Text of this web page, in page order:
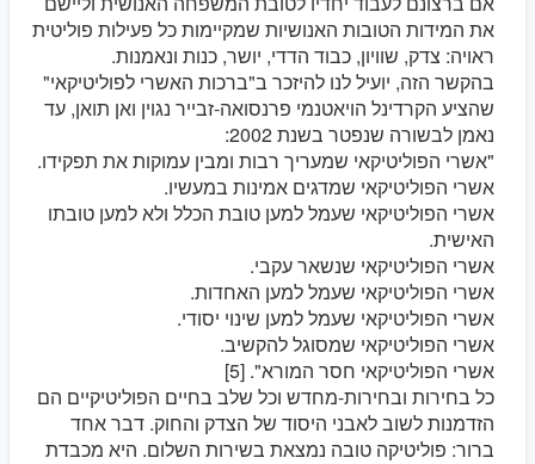
את המידות הטובות האנושיות שמקיימות כל פעילות פוליטית
ראויה: צדק, שוויון, כבוד הדדי, יושר, כנות ונאמנות.
בהקשר הזה, יועיל לנו להיזכר ב"ברכות האשרי לפוליטיקאי"
שהציע הקרדינל הויאטנמי פרנסואה-זבייר נגוין ואן תואן, עד
נאמן לבשורה שנפטר בשנת 2002:
"אשרי הפוליטיקאי שמעריך רבות ומבין עמוקות את תפקידו.
אשרי הפוליטיקאי שמדגים אמינות במעשיו.
אשרי הפוליטיקאי שעמל למען טובת הכלל ולא למען טובתו
האישית.
אשרי הפוליטיקאי שנשאר עקבי.
אשרי הפוליטיקאי שעמל למען האחדות.
אשרי הפוליטיקאי שעמל למען שינוי יסודי.
אשרי הפוליטיקאי שמסוגל להקשיב.
אשרי הפוליטיקאי חסר המורא". [5]
כל בחירות ובחירות-מחדש וכל שלב בחיים הפוליטיקיים הם
הזדמנות לשוב לאבני היסוד של הצדק והחוק. דבר אחד
ברור: פוליטיקה טובה נמצאת בשירות השלום. היא מכבדת